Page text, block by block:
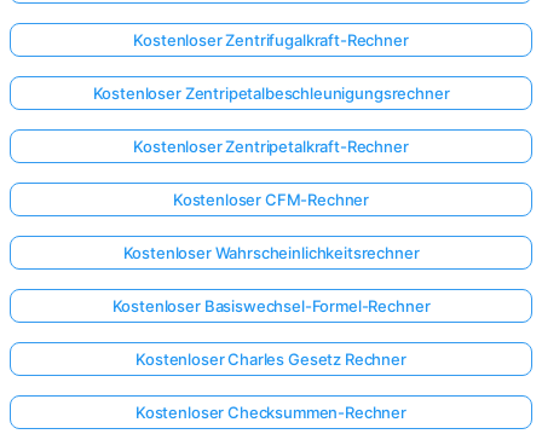
Kostenloser Zentrifugalkraft-Rechner
Kostenloser Zentripetalbeschleunigungsrechner
Kostenloser Zentripetalkraft-Rechner
Kostenloser CFM-Rechner
Kostenloser Wahrscheinlichkeitsrechner
Kostenloser Basiswechsel-Formel-Rechner
Kostenloser Charles Gesetz Rechner
Kostenloser Checksummen-Rechner